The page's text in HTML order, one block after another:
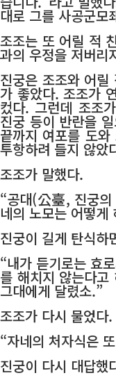
대로 그를 사공군
조조는 또 어릴 적
과의 우정을 저버리
진궁은 조조와 어릴
가 좋았다. 조조가
컸다. 그런데 조조
진궁 등이 반란을
끝까지 여포를 도
투항하려 들지 않았
조조가 말했다.
“공대(公臺, 진궁
네의 노모는 어떻게
진궁이 길게 탄식하
“내가 듣기로는 효
를 해치지 않는다
그대에게 달렸소.”
조조가 다시 물었다.
“자네의 처자식은
진궁이 다시 대답했